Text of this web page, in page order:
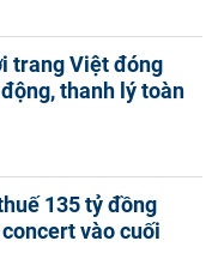
trang Việt đóng
thanh lý toàn
135 tỷ đồng
vào cuối